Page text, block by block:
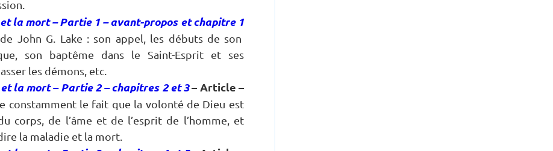
la mort – Partie 1 – avant-propos et chapitre 1
John G. Lake : son appel, les débuts de son
son baptême dans le Saint-Esprit et ses
les démons, etc.
la mort – Partie 2 – chapitres 2 et 3– Article –
constamment le fait que la volonté de Dieu est
corps, de l’âme et de l’esprit de l’homme, et
la maladie et la mort.